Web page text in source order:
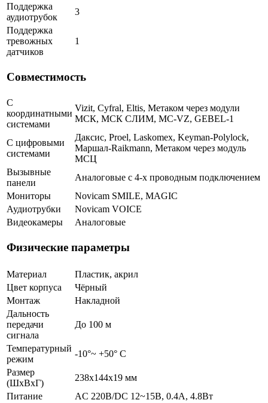
Поддержка
аудиотрубок
3
Поддержка
тревожных
датчиков
1
Совместимость
С
координатными
системами
Vizit, Cyfral, Eltis, Метаком через модули
МСК, МСК СЛИМ, MC-VZ, GEBEL-1
С цифровыми
системами
Даксис, Proel, Laskomex, Keyman-Polylock,
Маршал-Raikmann, Метаком через модуль
МСЦ
Вызывные
панели
Аналоговые с 4-х проводным подключением
Мониторы
Novicam SMILE, MAGIC
Аудиотрубки
Novicam VOICE
Видеокамеры
Аналоговые
Физические параметры
Материал
Пластик, акрил
Цвет корпуса
Чёрный
Монтаж
Накладной
Дальность
передачи
сигнала
До 100 м
Температурный
режим
-10°~ +50° С
Размер
(ШxВxГ)
238х144х19 мм
Питание
AC 220В/DC 12~15В, 0.4А, 4.8Вт